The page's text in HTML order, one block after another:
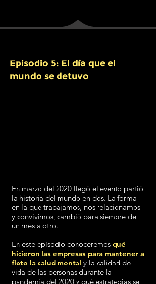
Episodio 5: El día que el
mundo se detuvo
En marzo del 2020 llegó el evento partió
la historia del mundo en dos. La forma
en la que trabajamos, nos relacionamos
y convivimos, cambió para siempre de
un mes a otro.
En este episodio conoceremos qué
hicieron las empresas para mantener a
flote la salud mental y la calidad de
vida de las personas durante la
pandemia del 2020 y qué estrategias se